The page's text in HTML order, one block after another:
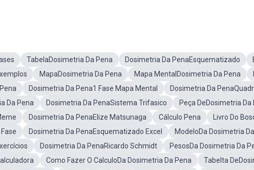
TabelaDosimetria Da Pena Dosimetria Da PenaEsquematizado
MapaDosimetria Da Pena Mapa MentalDosimetria Da Pena
Dosimetria Da Pena1 Fase Mapa Mental Dosimetria Da
Da Pena
Dosimetria Da PenaSistema Trifasico
Peça DeDosimetria Da
Dosimetria Da PenaElize Matsunaga Cálculo Pena
Livro Do
Dosimetria Da PenaEsquematizado Excel ModeloDa Dosimetria
Dosimetria Da PenaRicardo Schmidt
PesosDa Dosimetria Da
Como Fazer O CalculoDa Dosimetria Da Pena
Tabelta